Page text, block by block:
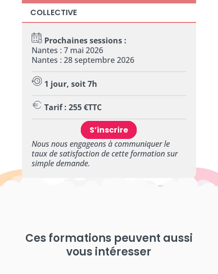
COLLECTIVE
Prochaines sessions :
Nantes : 7 mai 2026
Nantes : 28 septembre 2026
1 jour, soit 7h
Tarif : 255 €TTC
S’inscrire
Nous nous engageons à communiquer le
taux de satisfaction de cette formation sur
simple demande.
Ces formations peuvent aussi
vous intéresser